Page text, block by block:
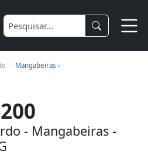
Mangabeiras ›
- Mangabeiras -